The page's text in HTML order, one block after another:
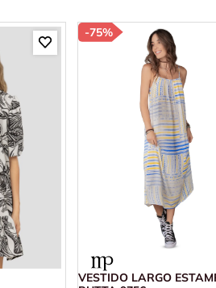
-75%
VESTIDO LARGO